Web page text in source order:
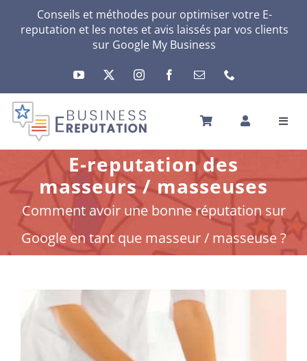
Conseils et méthodes pour optimiser votre E-
reputation et les notes et avis laissés par vos clients
sur Google My Business
ACCUEIL
VOTRE E-RÉPUTATION
VOTRE ACTIVITÉ
MES SERVICES
AUTRES SOLUTIONS
CONTACT
E-reputation des
masseurs / masseuses
Comment avoir une bonne réputation sur
Google en tant que masseur / masseuse ?